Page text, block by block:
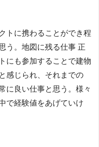
トに携わることができ程
う。地図に残る仕事 正
にも参加することで建物
感じられ、それまでの
に良い仕事と思う。様々
で経験値をあげていけ